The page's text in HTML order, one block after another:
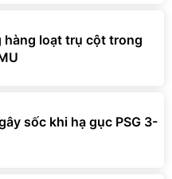
hàng loạt trụ cột trong
sốc khi hạ gục PSG 3-